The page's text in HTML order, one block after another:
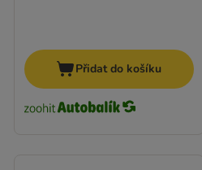
Přidat do košíku